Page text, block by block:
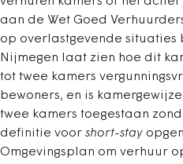
aan de Wet Goed
op overlastgevende situaties
Nijmegen laat zien hoe dit
tot twee kamers
bewoners, en is
twee kamers toegestaan
definitie voor short-stay
Omgevingsplan om verhuur